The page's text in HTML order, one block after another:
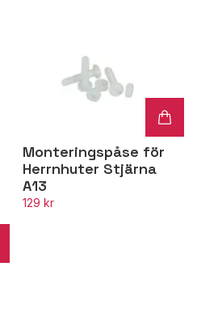
Monteringspåse för
Herrnhuter Stjärna
A13
129 kr